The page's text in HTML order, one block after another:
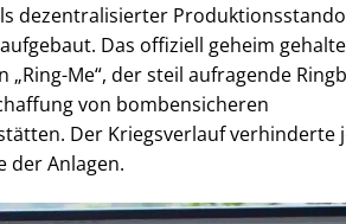
dezentralisierter
Das offiziell geheim
„Ring-Me“, der steil aufragende
von bombensicheren
Der Kriegsverlauf verhinderte
der Anlagen.